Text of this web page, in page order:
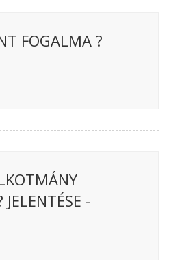
FOGALMA ?
-